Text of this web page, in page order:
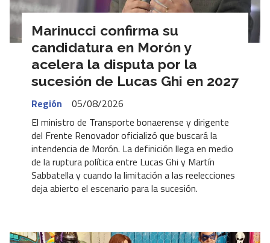
Marinucci confirma su
candidatura en Morón y
acelera la disputa por la
sucesión de Lucas Ghi en 2027
Región
05/08/2026
El ministro de Transporte bonaerense y dirigente
del Frente Renovador oficializó que buscará la
intendencia de Morón. La definición llega en medio
de la ruptura política entre Lucas Ghi y Martín
Sabbatella y cuando la limitación a las reelecciones
deja abierto el escenario para la sucesión.